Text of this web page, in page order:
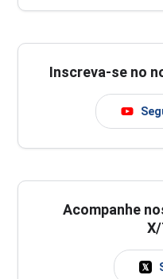
Inscreva-se no
Acompanhe